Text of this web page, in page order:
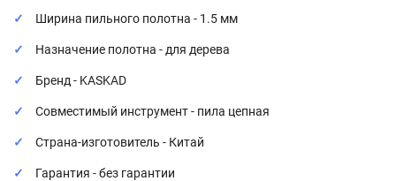
Ширина пильного полотна - 1.5 мм
Назначение полотна - для дерева
Бренд - KASKAD
Совместимый инструмент - пила цепная
Страна-изготовитель - Китай
Гарантия - без гарантии